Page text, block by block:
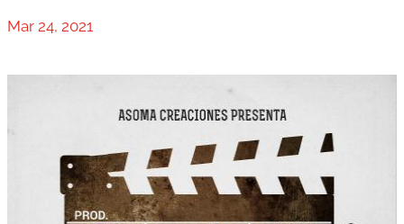
Mar 24, 2021